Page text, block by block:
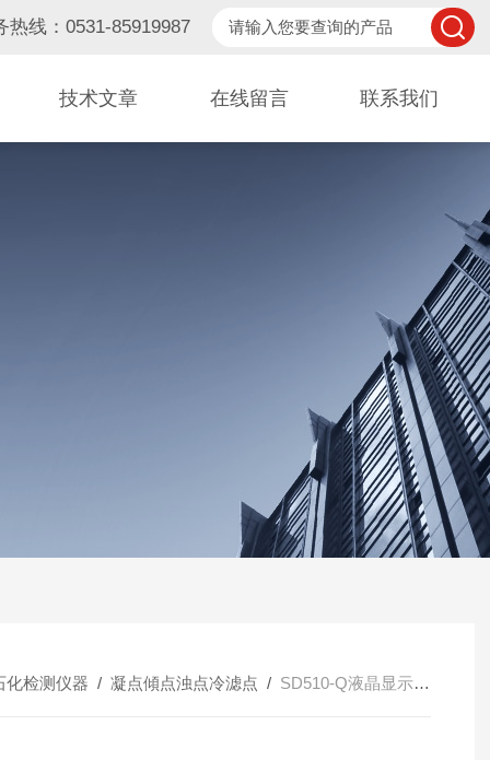
热线：0531-85919987
技术文章 在线留言 联系我们
化检测仪器 / 凝点傾点浊点冷滤点 / SD510-Q液晶显示压缩机制冷手动傾点仪